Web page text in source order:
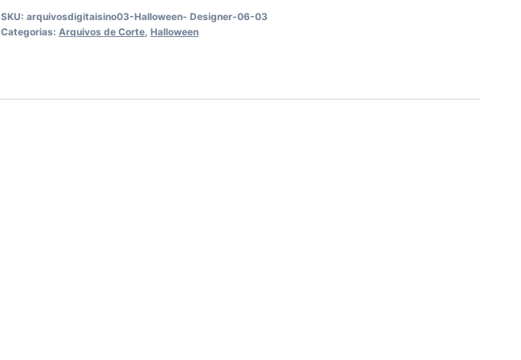
Na
SKU: arquivosdigitaisino03-Halloween- Designer-06-03
Categorias: Arquivos de Corte, Halloween